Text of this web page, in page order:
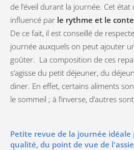
de l’éveil durant la journée. Cet état
influencé par le rythme et le
De ce fait, il est conseillé de
journée auxquels on peut ajouter
goûter. La composition de ces
s’agisse du petit déjeuner, du
diner. En effet, certains aliments
le sommeil ; à l’inverse, d’autres sont
Petite revue de la journée
qualité, du point de vue de